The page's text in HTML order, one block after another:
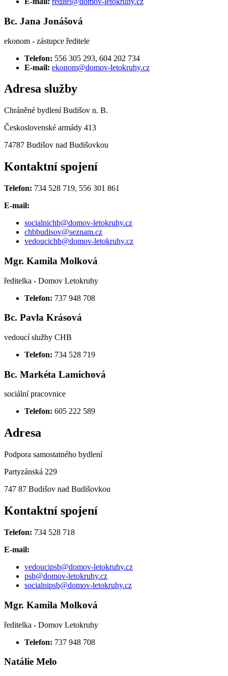
Bc. Jana Jonášová
ekonom - zástupce ředitele
Telefon: 556 305 293, 604 202 734
E-mail: ekonom@domov-letokruhy.cz
Adresa služby
Chráněné bydlení Budišov n. B.
Československé armády 413
74787 Budišov nad Budišovkou
Kontaktní spojení
Telefon: 734 528 719, 556 301 861
E-mail:
socialnichb@domov-letokruhy.cz
chbbudisov@seznam.cz
vedoucichb@domov-letokruhy.cz
Mgr. Kamila Molková
ředitelka - Domov Letokruhy
Telefon: 737 948 708
Bc. Pavla Krásová
vedoucí služby CHB
Telefon: 734 528 719
Bc. Markéta Lamichová
sociální pracovnice
Telefon: 605 222 589
Adresa
Podpora samostatného bydlení
Partyzánská 229
747 87 Budišov nad Budišovkou
Kontaktní spojení
Telefon: 734 528 718
E-mail:
vedoucipsb@domov-letokruhy.cz
psb@domov-letokruhy.cz
socialnipsb@domov-letokruhy.cz
Mgr. Kamila Molková
ředitelka - Domov Letokruhy
Telefon: 737 948 708
Natálie Melo